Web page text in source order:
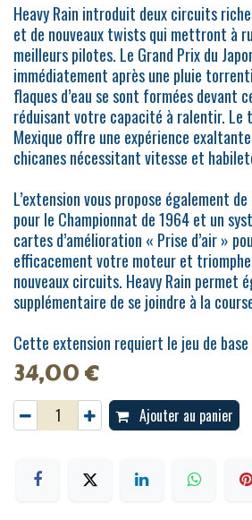
Heavy Rain introduit deux circuits
et de nouveaux twists qui mettront à
meilleurs pilotes. Le Grand Prix du
immédiatement après une pluie
flaques d’eau se sont formées devant
réduisant votre capacité à ralentir.
Mexique offre une expérience
chicanes nécessitant vitesse et
L’extension vous propose également
pour le Championnat de 1964 et un
cartes d’amélioration « Prise d’air »
efficacement votre moteur et
nouveaux circuits. Heavy Rain permet
supplémentaire de se joindre à la
Cette extension requiert le jeu de
34,00€
Ajouter au panier